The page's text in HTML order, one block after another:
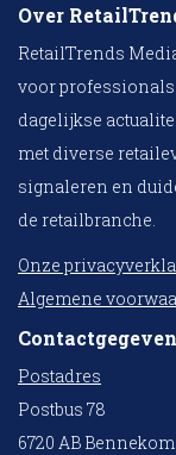
Over
RetailTrends
voor
dagelijkse
met diverse
signaleren en
de retailbranche.
Onze
Algemene
Postadres
Postbus 78
6720 AB Bennekom